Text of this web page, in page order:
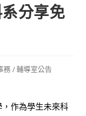
分享免
務/輔導室公告
作為學生未來科